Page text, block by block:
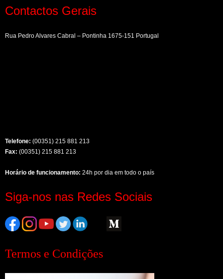
Contactos Gerais
Rua Pedro Alvares Cabral – Pontinha 1675-151 Portugal
Telefone: (00351) 215 881 213
Fax: (00351) 215 881 213
Horário de funcionamento: 24h por dia em todo o país
Siga-nos nas Redes Sociais
Termos e Condições